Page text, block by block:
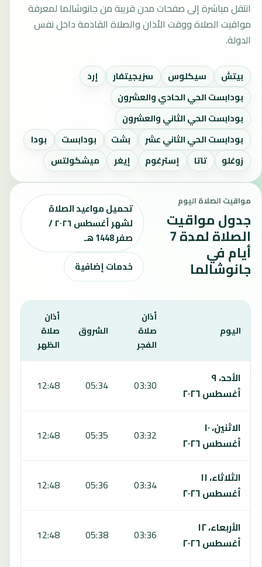
انتقل مباشرة إلى صفحات مدن قريبة من جانوشالما لمعرفة
مواقيت الصلاة ووقت الأذان والصلاة القادمة داخل نفس
الدولة.
بيتش سيكلوس سزيجيتفار
إرد
بودابست الحي الحادي والعشرون
بودابست الحي الثاني والعشرون
بودابست الحي الثاني عشر
بشت بودابست
بودا
زوغلو
تاتا إسترغوم إيغر ميشكولتس
مواقيت الصلاة اليوم
جدول مواقيت
الصلاة لمدة 7
أيام في
جانوشالما
تحميل مواعيد الصلاة
لشهر أغسطس ٢٠٢٦ /
صفر 1448 هـ
خدمات إضافية
اليوم
أذان
صلاة
الفجر
الشروق
أذان
صلاة
الظهر
الأحد، ٩
أغسطس ٢٠٢٦
03:30
05:34
12:48
الاثنين، ١٠
أغسطس ٢٠٢٦
03:32
05:35
12:48
الثلاثاء، ١١
أغسطس ٢٠٢٦
03:34
05:36
12:48
الأربعاء، ١٢
أغسطس ٢٠٢٦
03:36
05:38
12:48